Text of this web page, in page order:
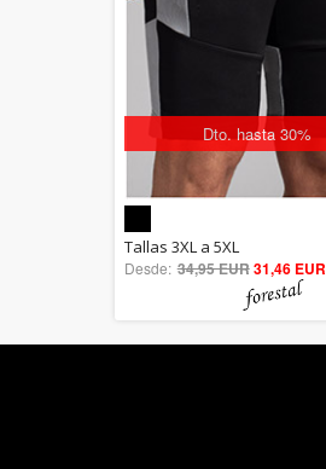
Dto. hasta 30%
5.00
out of 5
Tallas 3XL a 5XL
Desde: 34,95 EUR31,46 EUR